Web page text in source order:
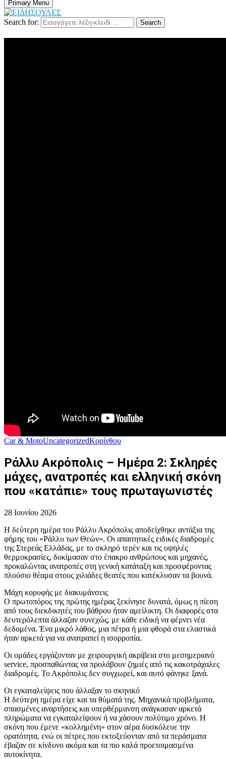
Primary Menu
Search for: Search
Car & MotoUncategorizedΚορίνθου
Ράλλυ Ακρόπολις – Ημέρα 2: Σκληρές
μάχες, ανατροπές και ελληνική σκόνη
που «κατάπιε» τους πρωταγωνιστές
28 Ιουνίου 2026
Η δεύτερη ημέρα του Ράλλυ Ακρόπολις αποδείχθηκε αντάξια της
φήμης του «Ράλλυ των Θεών». Οι απαιτητικές ειδικές διαδρομές
της Στερεάς Ελλάδας, με το σκληρό τερέν και τις υψηλές
θερμοκρασίες, δοκίμασαν στο έπακρο ανθρώπους και μηχανές,
προκαλώντας ανατροπές στη γενική κατάταξη και προσφέροντας
πλούσιο θέαμα στους χιλιάδες θεατές που κατέκλυσαν τα βουνά.
Μάχη κορυφής με διακυμάνσεις
Ο πρωτοπόρος της πρώτης ημέρας ξεκίνησε δυνατά, όμως η πίεση
από τους διεκδικητές του βάθρου ήταν αμείλικτη. Οι διαφορές στα
δευτερόλεπτα άλλαζαν συνεχώς, με κάθε ειδική να φέρνει νέα
δεδομένα. Ένα μικρό λάθος, μια πέτρα ή μια φθορά στα ελαστικά
ήταν αρκετά για να ανατραπεί η ισορροπία.
Οι ομάδες εργάζονταν με χειρουργική ακρίβεια στο μεσημεριανό
service, προσπαθώντας να προλάβουν ζημιές από τις κακοτράχαλες
διαδρομές. Το Ακρόπολις δεν συγχωρεί, και αυτό φάνηκε ξανά.
Οι εγκαταλείψεις που άλλαξαν το σκηνικό
Η δεύτερη ημέρα είχε και τα θύματά της. Μηχανικά προβλήματα,
σπασμένες αναρτήσεις και υπερθέρμανση ανάγκασαν αρκετά
πληρώματα να εγκαταλείψουν ή να χάσουν πολύτιμο χρόνο. Η
σκόνη που έμενε «κολλημένη» στον αέρα δυσκόλευε την
ορατότητα, ενώ οι πέτρες που εκτοξεύονταν από τα περάσματα
έβαζαν σε κίνδυνο ακόμα και τα πιο καλά προετοιμασμένα
αυτοκίνητα.